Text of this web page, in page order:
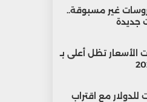
غير مسبوقة..
جديدة
الأسعار تظل أعلى بـ
مع اقتراب